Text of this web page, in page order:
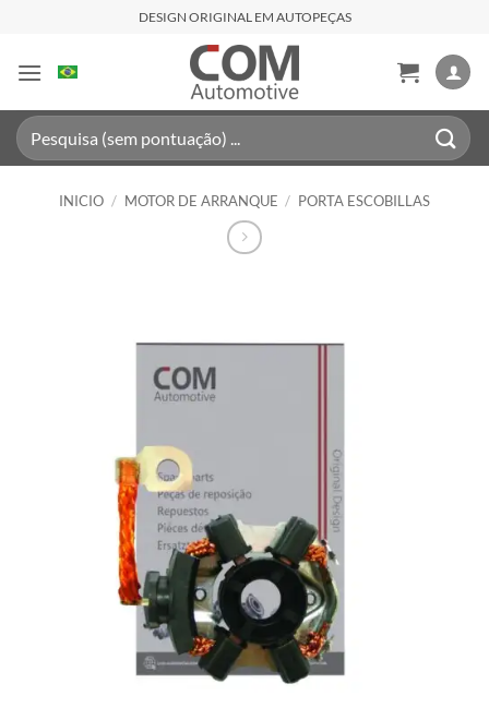
contenido
DESIGN ORIGINAL EM AUTOPEÇAS
Buscar
por:
INICIO / MOTOR DE ARRANQUE / PORTA ESCOBILLAS